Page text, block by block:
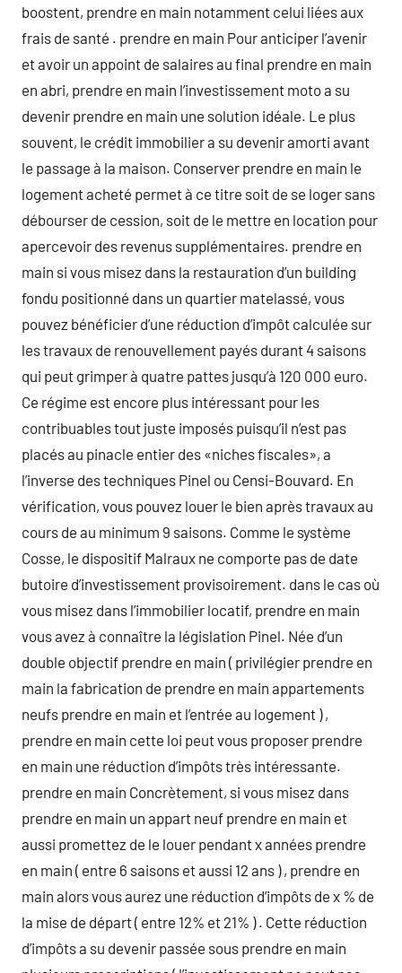
boostent, prendre en main notamment celui liées aux
frais de santé . prendre en main Pour anticiper l’avenir
et avoir un appoint de salaires au final prendre en main
en abri, prendre en main l’investissement moto a su
devenir prendre en main une solution idéale. Le plus
souvent, le crédit immobilier a su devenir amorti avant
le passage à la maison. Conserver prendre en main le
logement acheté permet à ce titre soit de se loger sans
débourser de cession, soit de le mettre en location pour
apercevoir des revenus supplémentaires. prendre en
main si vous misez dans la restauration d’un building
fondu positionné dans un quartier matelassé, vous
pouvez bénéficier d’une réduction d’impôt calculée sur
les travaux de renouvellement payés durant 4 saisons
qui peut grimper à quatre pattes jusqu’à 120 000 euro.
Ce régime est encore plus intéressant pour les
contribuables tout juste imposés puisqu’il n’est pas
placés au pinacle entier des «niches fiscales», a
l’inverse des techniques Pinel ou Censi-Bouvard. En
vérification, vous pouvez louer le bien après travaux au
cours de au minimum 9 saisons. Comme le système
Cosse, le dispositif Malraux ne comporte pas de date
butoire d’investissement provisoirement. dans le cas où
vous misez dans l’immobilier locatif, prendre en main
vous avez à connaître la législation Pinel. Née d’un
double objectif prendre en main ( privilégier prendre en
main la fabrication de prendre en main appartements
neufs prendre en main et l’entrée au logement ) ,
prendre en main cette loi peut vous proposer prendre
en main une réduction d’impôts très intéressante.
prendre en main Concrètement, si vous misez dans
prendre en main un appart neuf prendre en main et
aussi promettez de le louer pendant x années prendre
en main ( entre 6 saisons et aussi 12 ans ) , prendre en
main alors vous aurez une réduction d’impôts de x % de
la mise de départ ( entre 12% et 21% ) . Cette réduction
d’impôts a su devenir passée sous prendre en main